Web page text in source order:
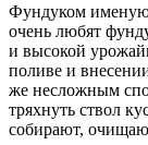
Фундуком
очень любят
и высокой
поливе и
же несложным
тряхнуть ствол
собирают,